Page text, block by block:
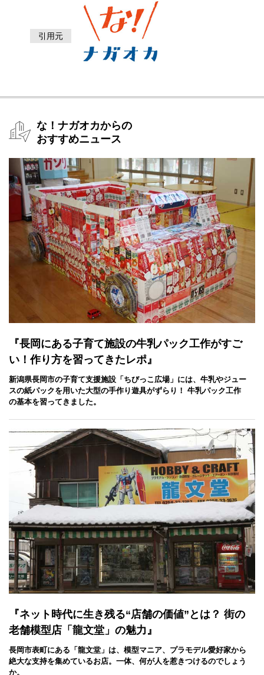
学3年生レベル）の問題集。長く続けている子もいるそうで、ハイ
猪俣さんが英語教室を開いたのは、2019年。当初の生徒は知人の
お子さんなど8人でしたが、徐々に増え、現在では小中学生を中心
に、大人も含めて60人もの生徒たちが英語の学習、英検合格や
は、猪俣さんがこの英語教室をベースに、さまざまな体験学習を
「生徒さんには、もちろん英語ができるようになってほしいなと
思って教えていますが、英語以外にも世の中にはおもしろいもの
がたくさんあるので、いろいろなことに興味を持ってもらえたら
いいな、と思ってやっています」
果たして、猪俣さんが英語以外に興味を持ってもらいたいことと
は？ またどうしてこうした活動をするようになったのでしょう
か。まずは猪俣さんの来歴をお聞きしてみましょう。
バスケに夢中だった少年時代と心理学に出
会った
引用元
な！ナガオカからの
おすすめニュース
『長岡にある子育て施設の牛乳パック工作がすご
い！作り方を習ってきたレポ』
新潟県長岡市の子育て支援施設「ちびっこ広場」には、牛乳やジュー
スの紙パックを用いた大型の手作り遊具がずらり！ 牛乳パック工作
の基本を習ってきました。
『ネット時代に生き残る“店舗の価値”とは？ 街の
老舗模型店「龍文堂」の魅力』
長岡市表町にある「龍文堂」は、模型マニア、プラモデル愛好家から
絶大な支持を集めているお店。一体、何が人を惹きつけるのでしょう
か。